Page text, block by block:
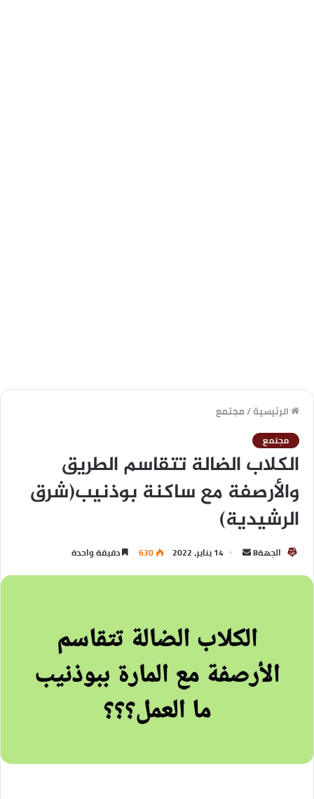
الرئيسية/مجتمع
مجتمع
الكلاب الضالة تتقاسم الطريق
والأرصفة مع ساكنة بوذنيب(شرق
الرشيدية)
الجهة8 14 يناير، 2022 630 دقيقة واحدة